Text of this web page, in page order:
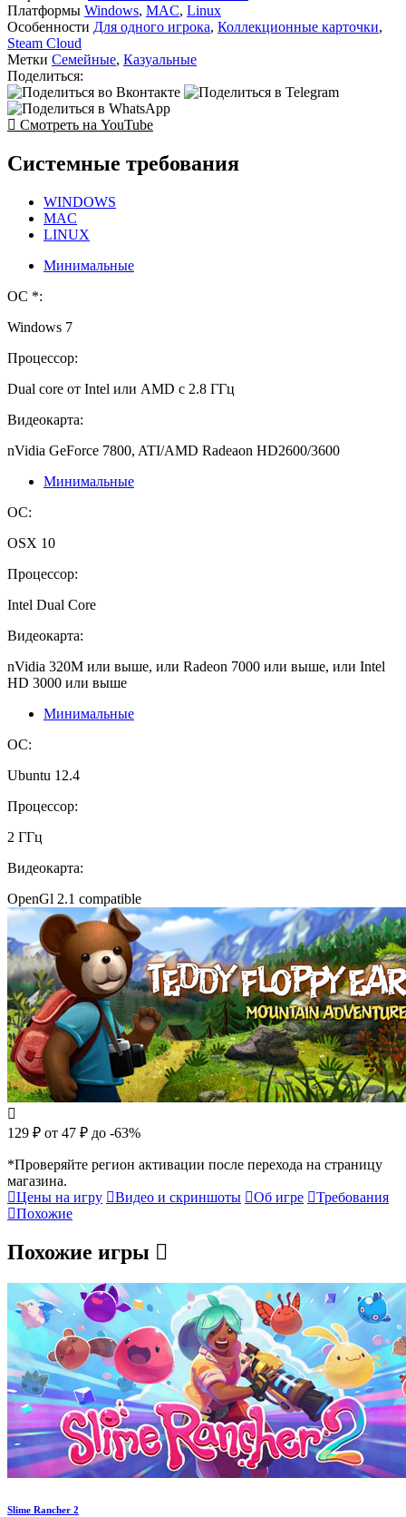
Платформы Windows, MAC, Linux
Особенности Для одного игрока, Коллекционные карточки,
Steam Cloud
Метки Семейные, Казуальные
Поделиться:
Смотреть на YouTube
Системные требования
WINDOWS
MAC
LINUX
Минимальные
ОС *:
Windows 7
Процессор:
Dual core от Intel или AMD с 2.8 ГГц
Видеокарта:
nVidia GeForce 7800, ATI/AMD Radeaon HD2600/3600
Минимальные
ОС:
OSX 10
Процессор:
Intel Dual Core
Видеокарта:
nVidia 320M или выше, или Radeon 7000 или выше, или Intel
HD 3000 или выше
Минимальные
ОС:
Ubuntu 12.4
Процессор:
2 ГГц
Видеокарта:
OpenGl 2.1 compatible
129 ₽ от 47 ₽ до -63%
*Проверяйте регион активации после перехода на страницу
магазина.
Цены на игру
Видео и скриншоты Об игре
Требования
Похожие
Похожие игры
Slime Rancher 2